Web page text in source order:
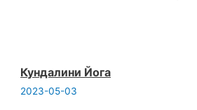
Кундалини Йога
2023-05-03